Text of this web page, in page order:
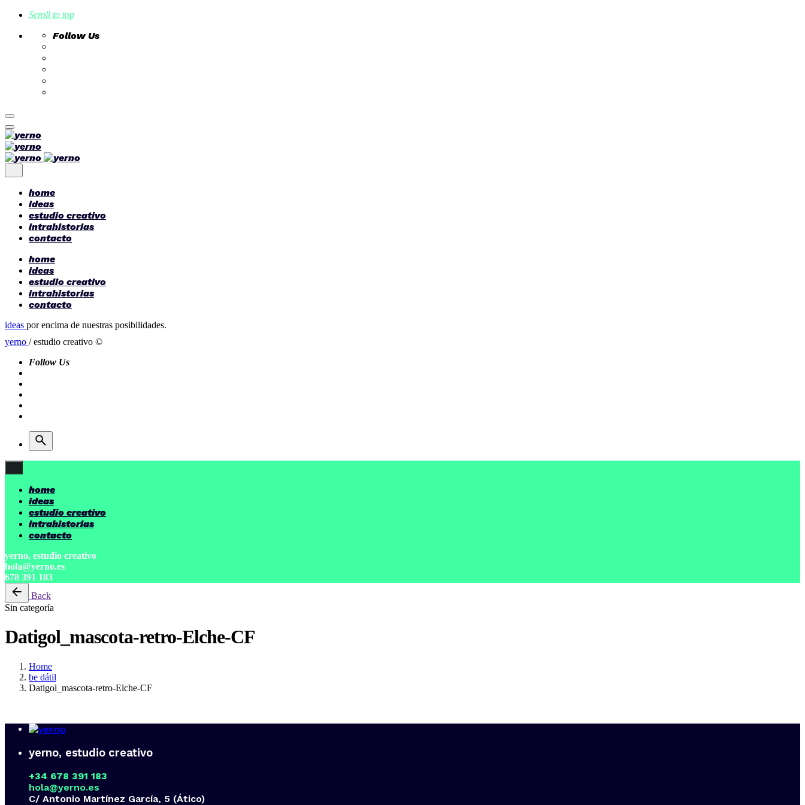
Scroll to top
Follow Us
Skip
to
content
home
ideas
estudio creativo
intrahistorias
contacto
home
ideas
estudio creativo
intrahistorias
contacto
ideas por encima de nuestras posibilidades.
yerno / estudio creativo ©
Follow Us
home
ideas
estudio creativo
intrahistorias
contacto
yerno, estudio creativo
hola@yerno.es
678 391 183
Back
Sin categoría
Datigol_mascota-retro-Elche-CF
Home
be dátil
Datigol_mascota-retro-Elche-CF
yerno, estudio creativo
+34 678 391 183
hola@yerno.es
C/ Antonio Martínez García, 5 (Ático)